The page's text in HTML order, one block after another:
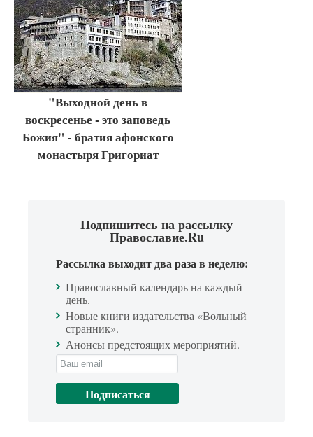
"Выходной день в
воскресенье - это заповедь
Божия" - братия афонского
монастыря Григориат
Подпишитесь на рассылку
Православие.Ru
Рассылка выходит два раза в неделю:
Православный календарь на каждый
день.
Новые книги издательства «Вольный
странник».
Анонсы предстоящих мероприятий.